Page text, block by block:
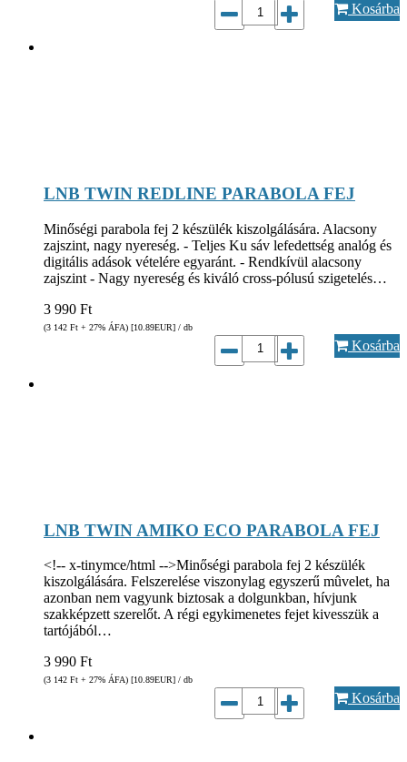
Kosárba
LNB TWIN REDLINE PARABOLA FEJ
Minőségi parabola fej 2 készülék kiszolgálására. Alacsony
zajszint, nagy nyereség. - Teljes Ku sáv lefedettség analóg és
digitális adások vételére egyaránt. - Rendkívül alacsony
zajszint - Nagy nyereség és kiváló cross-pólusú szigetelés…
3 990 Ft
(3 142 Ft + 27% ÁFA) [10.89EUR] / db
Kosárba
LNB TWIN AMIKO ECO PARABOLA FEJ
<!-- x-tinymce/html -->Minőségi parabola fej 2 készülék
kiszolgálására. Felszerelése viszonylag egyszerű mûvelet, ha
azonban nem vagyunk biztosak a dolgunkban, hívjunk
szakképzett szerelőt. A régi egykimenetes fejet kivesszük a
tartójából…
3 990 Ft
(3 142 Ft + 27% ÁFA) [10.89EUR] / db
Kosárba